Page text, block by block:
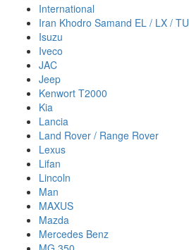
International
Iran Khodro Samand EL / LX / TU
Isuzu
Iveco
JAC
Jeep
Kenwort T2000
Kia
Lancia
Land Rover / Range Rover
Lexus
Lifan
Lincoln
Man
MAXUS
Mazda
Mercedes Benz